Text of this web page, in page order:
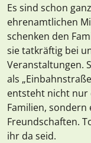
Es sind schon
ehrenamtlichen
schenken den
sie tatkräftig bei
Veranstaltungen.
als
entsteht nicht nur
Familien,
Freundschaften.
ihr da seid.